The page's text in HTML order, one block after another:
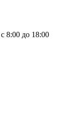
8:00 до 18:00